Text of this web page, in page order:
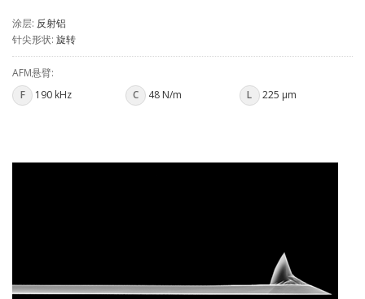
涂层: 反射铝
针尖形状: 旋转
AFM悬臂:
F
190 kHz C 48 N/m L 225 µm